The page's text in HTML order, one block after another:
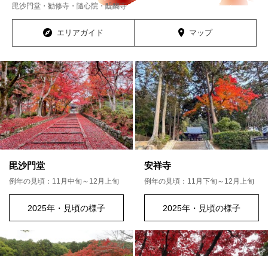
毘沙門堂・勧修寺・隨心院・醍醐寺
エリアガイド マップ
毘沙門堂
例年の見頃：11月中旬～12月上旬
2025年・見頃の様子
安祥寺
例年の見頃：11月下旬～12月上旬
2025年・見頃の様子